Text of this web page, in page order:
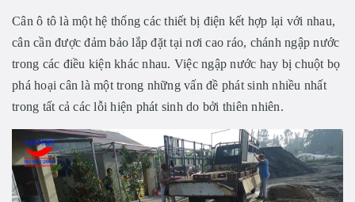
Cân ô tô là một hệ thống các thiết bị điện kết hợp lại với nhau,
cân cần được đảm bảo lắp đặt tại nơi cao ráo, chánh ngập nước
trong các điều kiện khác nhau. Việc ngập nước hay bị chuột bọ
phá hoại cân là một trong những vấn đề phát sinh nhiều nhất
trong tất cả các lỗi hiện phát sinh do bởi thiên nhiên.